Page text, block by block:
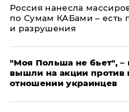
Россия нанесла
по Сумам КАБами – есть
и разрушения
"Моя Польша не бьет", –
вышли на акции против
отношении украинцев